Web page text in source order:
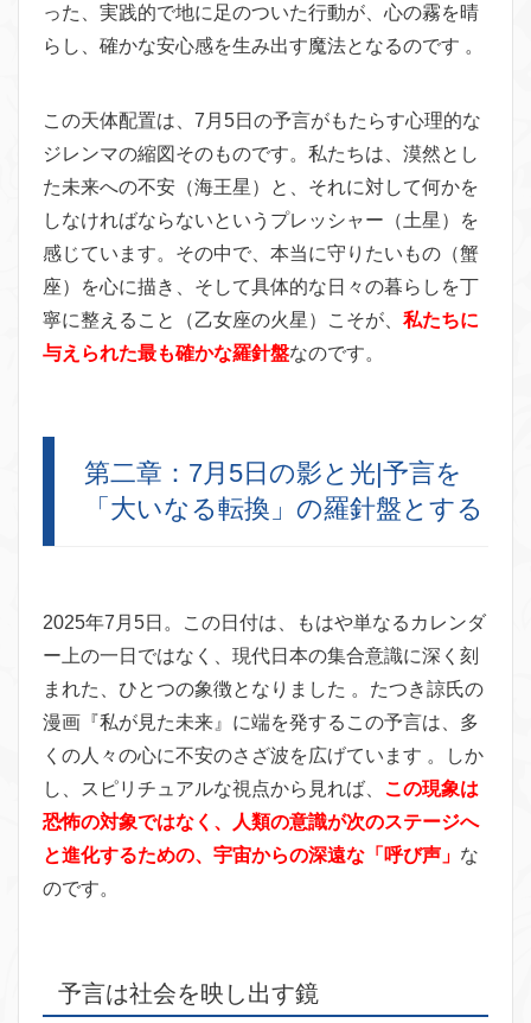
った、実践的で地に足のついた行動が、心の霧を晴
らし、確かな安心感を生み出す魔法となるのです 。
この天体配置は、7月5日の予言がもたらす心理的な
ジレンマの縮図そのものです。私たちは、漠然とし
た未来への不安（海王星）と、それに対して何かを
しなければならないというプレッシャー（土星）を
感じています。その中で、本当に守りたいもの（蟹
座）を心に描き、そして具体的な日々の暮らしを丁
寧に整えること（乙女座の火星）こそが、 私たちに
与えられた最も確かな羅針盤なのです。
第二章：7月5日の影と光|予言を
「大いなる転換」の羅針盤とする
2025年7月5日。この日付は、もはや単なるカレンダ
ー上の一日ではなく、現代日本の集合意識に深く刻
まれた、ひとつの象徴となりました 。たつき諒氏の
漫画『私が見た未来』に端を発するこの予言は、多
くの人々の心に不安のさざ波を広げています 。しか
し、スピリチュアルな視点から見れば、 この現象は
恐怖の対象ではなく、人類の意識が次のステージへ
と進化するための、宇宙からの深遠な「呼び声」 な
のです。
予言は社会を映し出す鏡